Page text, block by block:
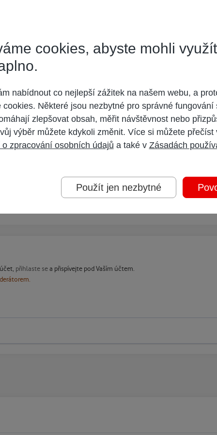
taktiez, vyzera to tak ze este taky rok bude treba cakat. stale nevim z
potesil by archiv a sikovne apps. mozno by stalo za to si polozit
přihlaste sea přispívejte pod Vaším účtem.
cookies, abyste mohli
nabídnout co nejlepší zážitek na našem webu, a
cookies. Některé jsou nezbytné pro správné fungování
zlepšovat obsah, měřit návštěvnost nebo
výběr můžete kdykoli změnit. Více si můžete
o zpracování osobních údajů a také v Zásadách
Použít jen nezbytné